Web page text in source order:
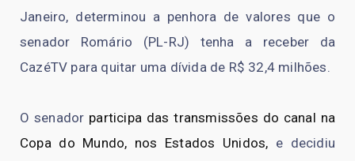
Janeiro, determinou a penhora de valores que o
senador Romário (PL-RJ) tenha a receber da
CazéTV para quitar uma dívida de R$ 32,4 milhões.
O senador participa das transmissões do canal na
Copa do Mundo, nos Estados Unidos, e decidiu